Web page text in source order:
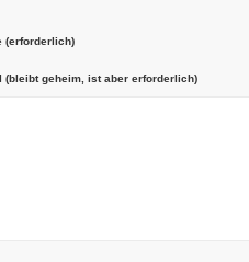
(erforderlich)
(bleibt geheim, ist aber erforderlich)